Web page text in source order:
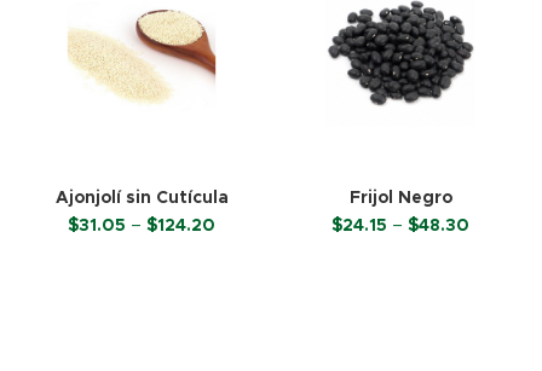
Ajonjolí sin Cutícula
$31.05 – $124.20
Frijol Negro
$24.15 – $48.30